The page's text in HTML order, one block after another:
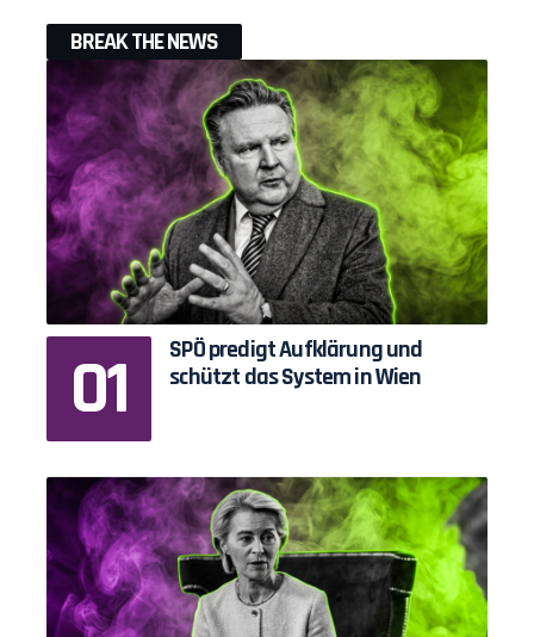
BREAK THE NEWS
SPÖ predigt Aufklärung und
schützt das System in Wien